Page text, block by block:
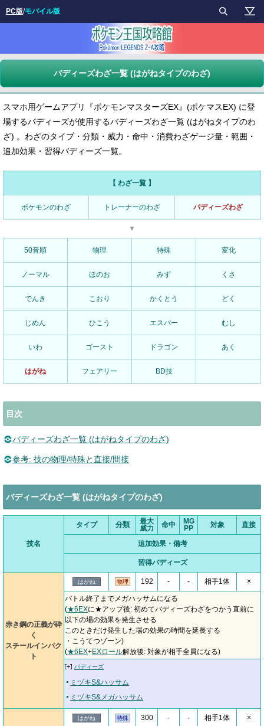
バディーズわざ一覧 (はがねタイプのわざ)
スマホ用ゲームアプリ『ポケモンマスターズEX』(ポケマスEX) に登
場するバディーズが使用するバディーズわざ一覧 (はがねタイプのわ
ざ) 。わざのタイプ・分類・威力・命中・消費わざゲージ量・範囲・
追加効果・習得バディーズ一覧。
【 わざ一覧 】
ポケモンのわざ トレーナーのわざ バディーズわざ
▼
50音順 物理 特殊 変化
ノーマル ほのお みず くさ
でんき こおり かくとう どく
じめん ひこう エスパー むし
いわ ゴースト ドラゴン あく
はがね フェアリー BD技
目次
バディーズわざ一覧 (はがねタイプのわざ)
参考: 技の物理/特殊と直接/間接
バディーズわざ一覧 (はがねタイプのわざ)
技名
タイプ 分類
最大
威力
命中
MG
PP
対象 直接
追加効果・備考
習得バディーズ
赤き鋼の正義が砕
く
スチールインパク
ト
はがね 物理 192 - - 相手1体 ×
バトル終了までメガハッサムになる
(★6EXに★アップ後: 初めてバディーズわざをつかう直前に
以下の場の効果を発生させる
このときだけ発生した場の効果の時間を延長する
・こうてつゾーン)
(★6EX+EXロール解放後: 対象が相手全員になる)
バディーズ
ミヅキS&ハッサム
ミヅキS&メガハッサム
はがね 特殊 300 - - 相手1体 ×
PC版/モバイル版